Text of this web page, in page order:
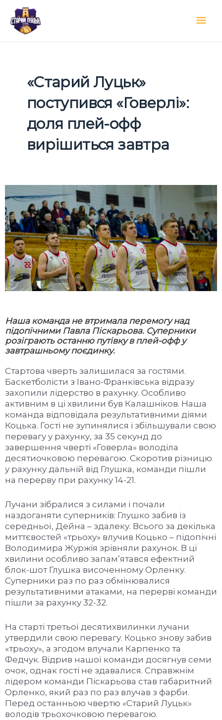
вмісту
«Старий Луцьк»
поступився «Говерлі»:
доля плей-офф
вирішиться завтра
Наша команда не втримала перемогу над
підопічними Павла Піскарьова. Суперники
розіграють останню путівку в плей-офф у
завтрашньому поєдинку.
Стартова чверть залишилася за гостями.
Баскетболісти з Івано-Франківська відразу
захопили лідерство в рахунку. Особливо
активним в ці хвилини був Калашніков. Наша
команда відповідала результативними діями
Коцька. Гості не зупинялися і збільшували свою
перевагу у рахунку, за 35 секунд до
завершення чверті «Говерла» володіла
десятиочковою перевагою. Скоротив різницю
у рахунку дальній від Глушка, команди пішли
на перерву при рахунку 14-21.
Лучани зібралися з силами і почали
наздоганяти суперників: Глушко забив із
середньої, Дейна – здалеку. Всього за декілька
миттєвостей «трьоху» влучив Коцько – підопічні
Володимира Журжія зрівняли рахунок. В ці
хвилини особливо запам’ятався ефектний
блок-шот Глушка височенному Орленку.
Суперники раз по раз обмінювалися
результативними атаками, на перерві команди
пішли за рахунку 32-32.
На старті третьої десятихвилинки лучани
утвердили свою перевагу. Коцько знову забив
«трьоху», а згодом влучали Карпенко та
Федчук. Відрив нашої команди досягнув семи
очок, однак гості не здавалися. Справжнім
лідером команди Піскарьова став габаритний
Орленко, який раз по раз влучав з фарби.
Перед останньою чвертю «Старий Луцьк»
володів трьохочковою перевагою.